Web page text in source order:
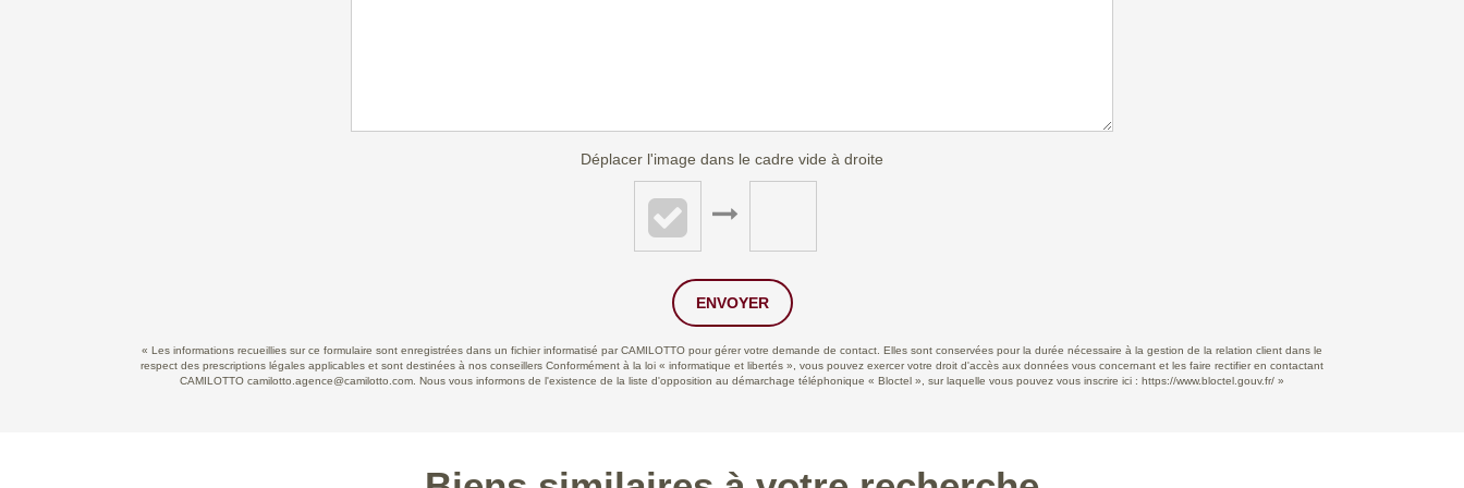
Déplacer l'image dans le cadre vide à droite
ENVOYER
« Les informations recueillies sur ce formulaire sont enregistrées dans un fichier informatisé par CAMILOTTO pour gérer votre demande de contact. Elles sont conservées pour la durée nécessaire à la gestion de la relation client dans le
respect des prescriptions légales applicables et sont destinées à nos conseillers Conformément à la loi « informatique et libertés », vous pouvez exercer votre droit d'accès aux données vous concernant et les faire rectifier en contactant
CAMILOTTO camilotto.agence@camilotto.com. Nous vous informons de l'existence de la liste d'opposition au démarchage téléphonique « Bloctel », sur laquelle vous pouvez vous inscrire ici : https://www.bloctel.gouv.fr/ »